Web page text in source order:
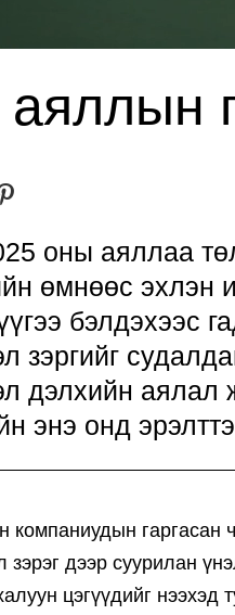
оны аяллаа
өмнөөс эхлэн
бэлдэхээс
зэргийг
дэлхийн
энэ онд
компаниудын гаргасан
зэрэг дээр суурилан
цэгүүдийг нээхэд